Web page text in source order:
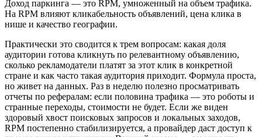
Доход паркинга — это RPM, умноженный на объем трафика.
На RPM влияют кликабельность объявлений, цена клика в
нише и качество географии.
Практически это сводится к трем вопросам: какая доля
аудитории готова кликнуть по релевантному объявлению,
сколько рекламодатели платят за этот клик в конкретной
стране и как часто такая аудитория приходит. Формула проста,
но живет на данных. Раз в неделю полезно просматривать
отчеты по рефералам: если половина трафика — это роботы и
странные переходы, стоимости не будет. Если же виден
здоровый хвост поисковых запросов и локальных заходов,
RPM постепенно стабилизируется, а провайдер даст доступ к